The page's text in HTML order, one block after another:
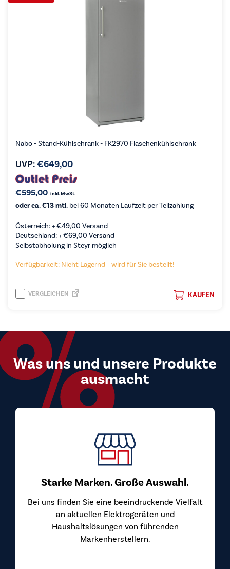
Nabo - Stand-Kühlschrank - FK2970 Flaschenkühlschrank
UVP:€649,00
€595,00 inkl. MwSt.
oder ca. €13 mtl. bei 60 Monaten Laufzeit per Teilzahlung
Österreich: +€49,00 Versand
Deutschland: +€69,00 Versand
Selbstabholung in Steyr möglich
Verfügbarkeit: Nicht Lagernd – wird für Sie bestellt!
KAUFEN
VERGLEICHEN
Was uns und unsere Produkte
ausmacht
Marken. Große Auswahl.
finden Sie eine beeindruckende Vielfalt
an aktuellen Elektrogeräten und
Haushaltslösungen von führenden
Markenherstellern.
Bei uns